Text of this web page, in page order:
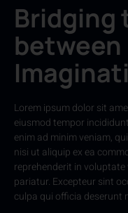
Bridging
between
Lorem ipsum dolor sit
eiusmod tempor
enim ad minim veniam,
nisi ut aliquip ex ea
reprehenderit in
pariatur. Excepteur sint
culpa qui officia deserunt